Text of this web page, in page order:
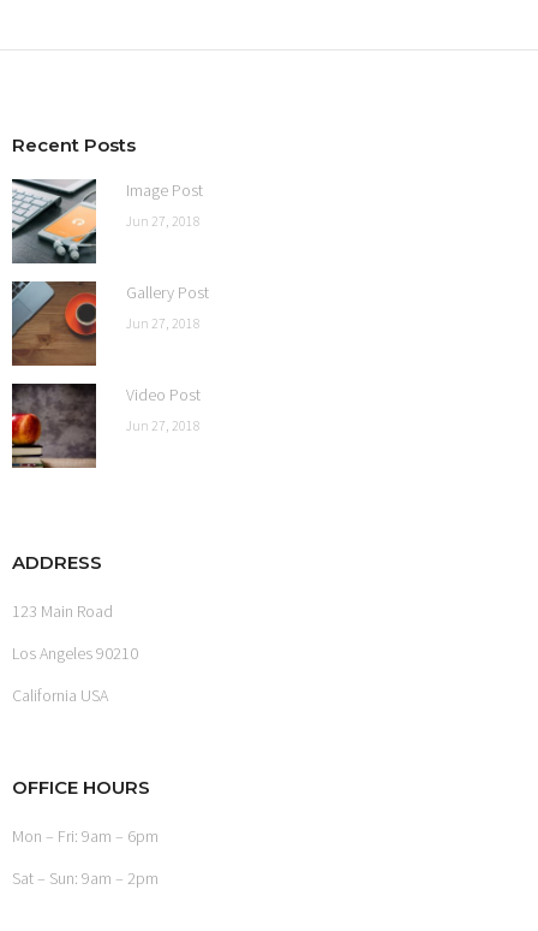
Recent Posts
Image Post
Jun 27, 2018
Gallery Post
Jun 27, 2018
Video Post
Jun 27, 2018
ADDRESS
123 Main Road
Los Angeles 90210
California USA
OFFICE HOURS
Mon – Fri: 9am – 6pm
Sat – Sun: 9am – 2pm